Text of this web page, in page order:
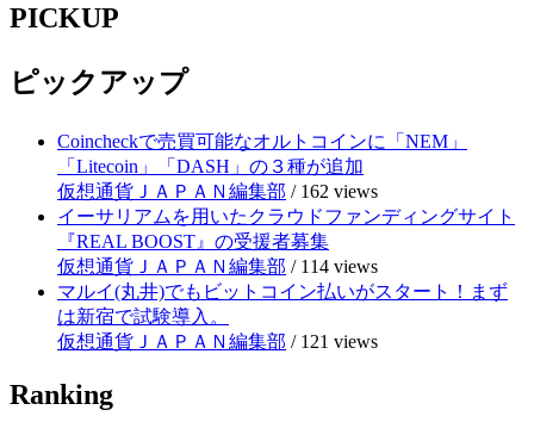
PICKUP
ピックアップ
Coincheckで売買可能なオルトコインに「NEM」
「Litecoin」「DASH」の３種が追加
仮想通貨ＪＡＰＡＮ編集部 / 162 views
イーサリアムを用いたクラウドファンディングサイト
『REAL BOOST』の受援者募集
仮想通貨ＪＡＰＡＮ編集部 / 114 views
マルイ(丸井)でもビットコイン払いがスタート！まず
は新宿で試験導入。
仮想通貨ＪＡＰＡＮ編集部 / 121 views
Ranking